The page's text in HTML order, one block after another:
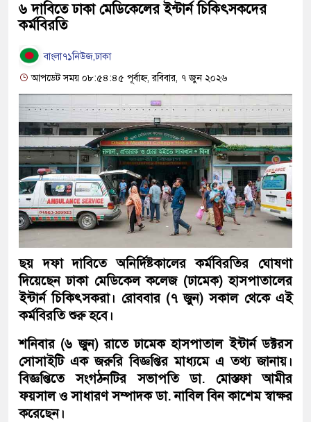
৬ দাবিতে ঢাকা মেডিকেলের ইন্টার্ন চিকিৎসকদের
কর্মবিরতি
বাংলা৭১নিউজ,ঢাকা
আপডেট সময় ০৮:৫৪:৪৫ পূর্বাহ্ন, রবিবার, ৭ জুন ২০২৬
ছয় দফা দাবিতে অনির্দিষ্টকালের কর্মবিরতির ঘোষণা
দিয়েছেন ঢাকা মেডিকেল কলেজ (ঢামেক) হাসপাতালের
ইন্টার্ন চিকিৎসকরা। রোববার (৭ জুন) সকাল থেকে এই
কর্মবিরতি শুরু হবে।
শনিবার (৬ জুন) রাতে ঢামেক হাসপাতাল ইন্টার্ন ডক্টরস
সোসাইটি এক জরুরি বিজ্ঞপ্তির মাধ্যমে এ তথ্য জানায়।
বিজ্ঞপ্তিতে সংগঠনটির সভাপতি ডা. মোস্তফা আমীর
ফয়সাল ও সাধারণ সম্পাদক ডা. নাবিল বিন কাশেম স্বাক্ষর
করেছেন।